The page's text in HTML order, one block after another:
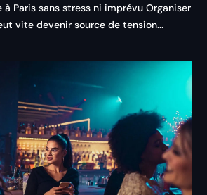
à Paris sans stress ni imprévu Organiser
vite devenir source de tension...